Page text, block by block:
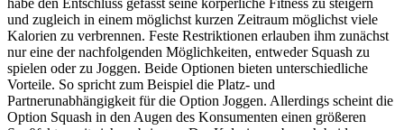
habe den Entschluss gefasst seine körperliche Fitness zu steigern
und zugleich in einem möglichst kurzen Zeitraum möglichst viele
Kalorien zu verbrennen. Feste Restriktionen erlauben ihm zunächst
nur eine der nachfolgenden Möglichkeiten, entweder Squash zu
spielen oder zu Joggen. Beide Optionen bieten unterschiedliche
Vorteile. So spricht zum Beispiel die Platz- und
Partnerunabhängigkeit für die Option Joggen. Allerdings scheint die
Option Squash in den Augen des Konsumenten einen größeren